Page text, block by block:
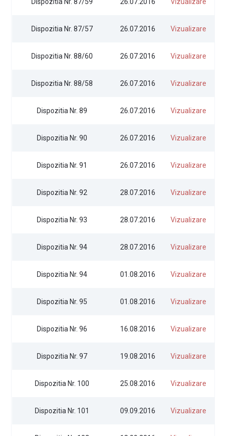
Dispozitia Nr. 87/59 26.07.2016 Vizualizare
Dispozitia Nr. 87/57 26.07.2016 Vizualizare
Dispozitia Nr. 88/60 26.07.2016 Vizualizare
Dispozitia Nr. 88/58 26.07.2016 Vizualizare
Dispozitia Nr. 89 26.07.2016 Vizualizare
Dispozitia Nr. 90 26.07.2016 Vizualizare
Dispozitia Nr. 91 26.07.2016 Vizualizare
Dispozitia Nr. 92 28.07.2016 Vizualizare
Dispozitia Nr. 93 28.07.2016 Vizualizare
Dispozitia Nr. 94 28.07.2016 Vizualizare
Dispozitia Nr. 94 01.08.2016 Vizualizare
Dispozitia Nr. 95 01.08.2016 Vizualizare
Dispozitia Nr. 96 16.08.2016 Vizualizare
Dispozitia Nr. 97 19.08.2016 Vizualizare
Dispozitia Nr. 100 25.08.2016 Vizualizare
Dispozitia Nr. 101 09.09.2016 Vizualizare